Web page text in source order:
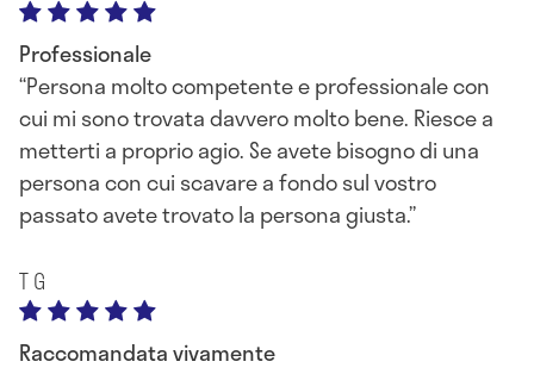
Professionale
Persona molto competente e professionale con
cui mi sono trovata davvero molto bene. Riesce a
metterti a proprio agio. Se avete bisogno di una
persona con cui scavare a fondo sul vostro
passato avete trovato la persona giusta.
T G
Raccomandata vivamente